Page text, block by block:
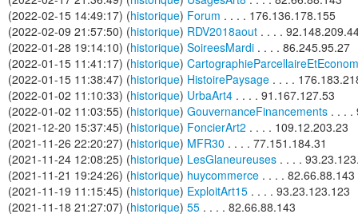
(2022-02-15 14:49:17) (historique) Forum . . . . 176.136.178.155
(2022-02-09 21:57:50) (historique) RDV2018aout . . . .
(2022-01-28 19:14:10) (historique) SoireesMardi . . . . 86.245.95.27
(2022-01-15 11:41:17) (historique)
(2022-01-15 11:38:47) (historique) HistoirePaysage . . . .
(2022-01-02 11:10:33) (historique) UrbaArt4 . . . . 91.167.127.53
(2022-01-02 11:03:55) (historique) GouvernanceFinancements . . . .
(2021-12-20 15:37:45) (historique) FoncierArt2 . . . . 109.12.203.23
(2021-11-26 22:20:27) (historique) MFR30 . . . . 77.151.184.31
(2021-11-24 12:08:25) (historique) LesGlaneureuses . . . .
(2021-11-21 19:24:26) (historique) huycommerce . . . . 82.66.88.143
(2021-11-19 11:15:45) (historique) ExploitArt15 . . . . 93.23.123.123
(2021-11-18 21:27:07) (historique) 55 . . . . 82.66.88.143